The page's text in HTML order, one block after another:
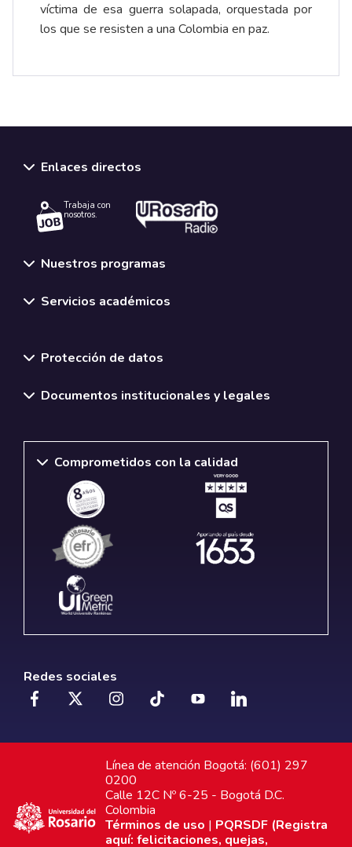
víctima de esa guerra solapada, orquestada por
los que se resisten a una Colombia en paz.
Enlaces directos
Trabaja con
nosotros.
Nuestros programas
Servicios académicos
Protección de datos
Documentos institucionales y legales
Comprometidos con la calidad
Redes sociales
Línea de atención Bogotá: (601) 297
0200
Calle 12C Nº 6-25 - Bogotá D.C.
Colombia
Términos de uso | PQRSDF (Registra
aquí: felicitaciones, quejas,